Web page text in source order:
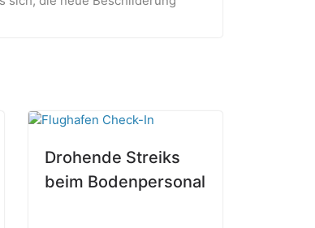
Drohende Streiks
beim Bodenpersonal